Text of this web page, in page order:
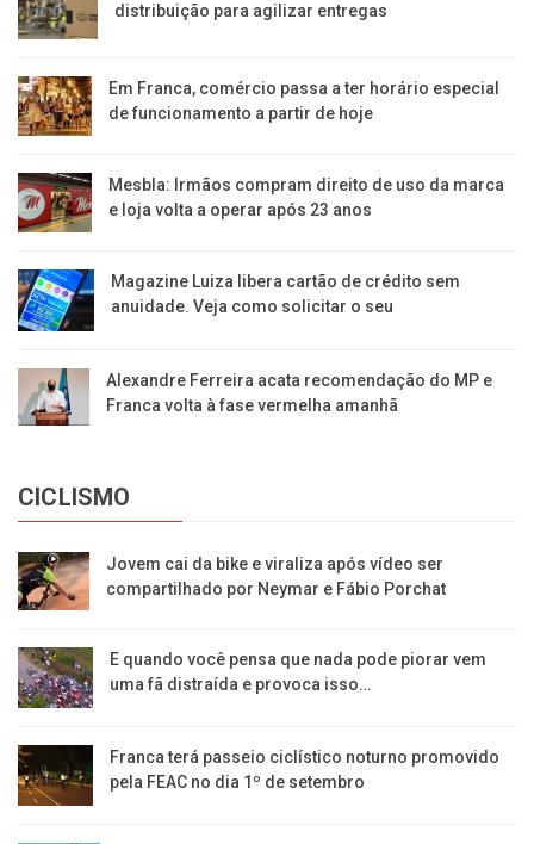
distribuição para agilizar entregas
Em Franca, comércio passa a ter horário especial
de funcionamento a partir de hoje
Mesbla: Irmãos compram direito de uso da marca
e loja volta a operar após 23 anos
Magazine Luiza libera cartão de crédito sem
anuidade. Veja como solicitar o seu
Alexandre Ferreira acata recomendação do MP e
Franca volta à fase vermelha amanhã
CICLISMO
Jovem cai da bike e viraliza após vídeo ser
compartilhado por Neymar e Fábio Porchat
E quando você pensa que nada pode piorar vem
uma fã distraída e provoca isso…
Franca terá passeio ciclístico noturno promovido
pela FEAC no dia 1º de setembro